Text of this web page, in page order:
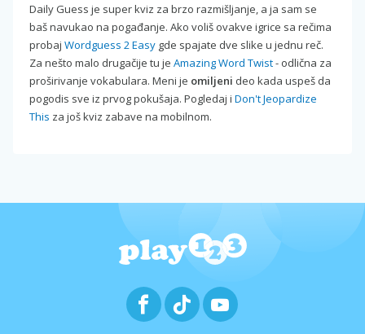
Daily Guess je super kviz za brzo razmišljanje, a ja sam se
baš navukao na pogađanje. Ako voliš ovakve igrice sa rečima
probaj Wordguess 2 Easy gde spajate dve slike u jednu reč.
Za nešto malo drugačije tu je Amazing Word Twist- odlična za
proširivanje vokabulara. Meni je omiljeni deo kada uspeš da
pogodis sve iz prvog pokušaja. Pogledaj i Don't Jeopardize
This za još kviz zabave na mobilnom.